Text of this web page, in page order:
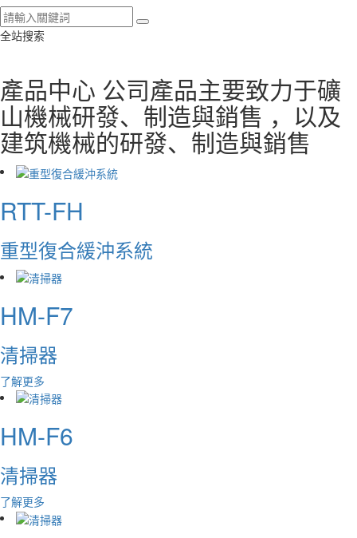
全站搜索
產品中心 公司產品主要致力于礦
山機械研發、制造與銷售 ，以及
建筑機械的研發、制造與銷售
RTT-FH
重型復合緩沖系統
HM-F7
清掃器
了解更多
HM-F6
清掃器
了解更多